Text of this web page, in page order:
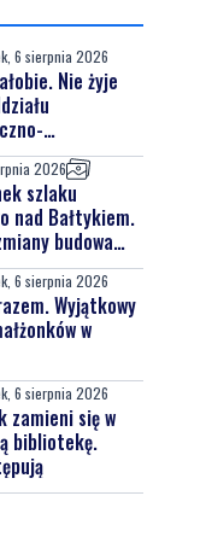
6 sierpnia 2026
Nie żyje
2026
szlaku
nad Bałtykiem.
budowa
6 sierpnia 2026
Wyjątkowy
w
6 sierpnia 2026
zamieni się w
bibliotekę.